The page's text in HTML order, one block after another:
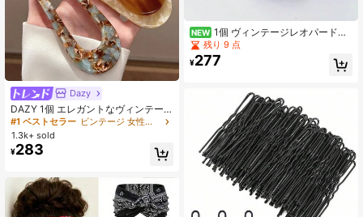
Dazy
DAZY 1個 エレガントなヴィンテー
ジUピン:アセテート素材、14歳以上
に適しています、バレンタインデー
の髪飾りに最適、サイドコーム、学
校用品、結婚式、ヘアアクセサリー
#1 ベストセラー
ビンテージ 女性のヘアアクセサリー
1.3k+ sold
¥283
NEW 1個 ヴィンテージレオパード柄
プリーツヘアスクランチー、ファッ
ショナブルでユニークなデザインの
エレガントなヘアアクセサリー、20
残り 9 点
¥277